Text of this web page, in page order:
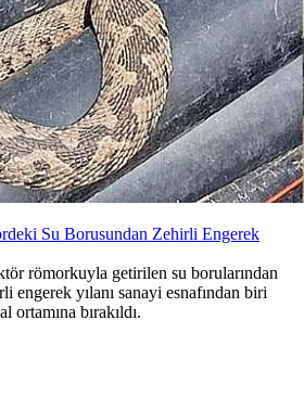
Su Borusundan Zehirli Engerek
römorkuyla getirilen su borularından
engerek yılanı sanayi esnafından biri
ortamına bırakıldı.